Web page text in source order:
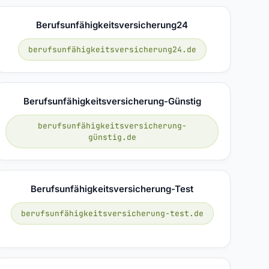
Berufsunfähigkeitsversicherung24
berufsunfähigkeitsversicherung24.de
Berufsunfähigkeitsversicherung-Günstig
berufsunfähigkeitsversicherung-
günstig.de
Berufsunfähigkeitsversicherung-Test
berufsunfähigkeitsversicherung-test.de